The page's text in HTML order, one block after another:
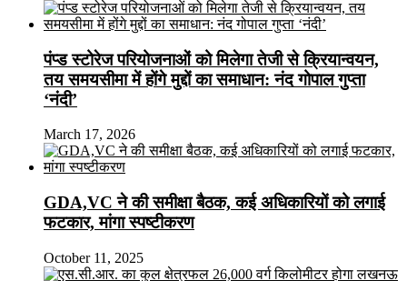
पंप्ड स्टोरेज परियोजनाओं को मिलेगा तेजी से क्रियान्वयन,
तय समयसीमा में होंगे मुद्दों का समाधान: नंद गोपाल गुप्ता
‘नंदी’
March 17, 2026
GDA,VC ने की समीक्षा बैठक, कई अधिकारियों को लगाई
फटकार, मांगा स्पष्टीकरण
October 11, 2025